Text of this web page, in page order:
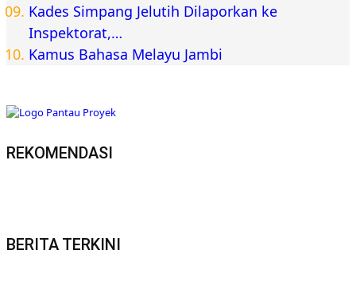
Kades Simpang Jelutih Dilaporkan ke
Inspektorat,…
Kamus Bahasa Melayu Jambi
REKOMENDASI
BERITA TERKINI